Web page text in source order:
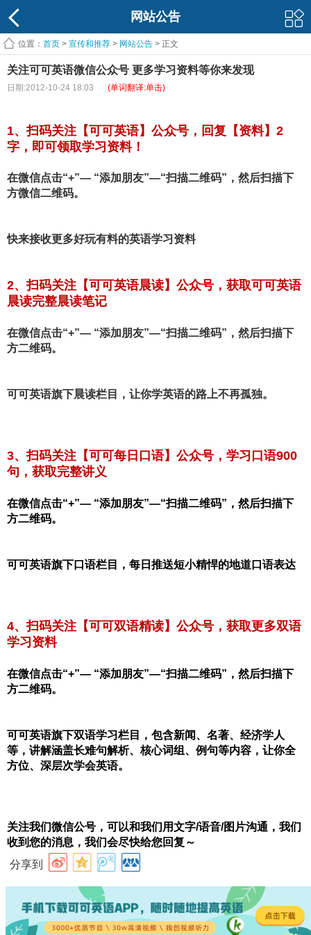
网站公告
位置： 首页 > 宣传和推荐 > 网站公告 > 正文
关注可可英语微信公众号 更多学习资料等你来发现
日期:2012-10-24 18:03 (单词翻译:单击)
1、扫码关注【可可英语】公众号，回复【资料】2
字，即可领取学习资料！
在微信点击“+”— “添加朋友”—“扫描二维码”，然后扫描下
方微信二维码。
快来接收更多好玩有料的英语学习资料
2、扫码关注【可可英语晨读】公众号，获取可可英语
晨读完整晨读笔记
在微信点击“+”— “添加朋友”—“扫描二维码”，然后扫描下
方二维码。
可可英语旗下晨读栏目，让你学英语的路上不再孤独。
3、扫码关注【可可每日口语】公众号，学习口语900
句 ，获取完整讲义
在微信点击“+”— “添加朋友”—“扫描二维码”，然后扫描下
方二维码。
可可英语旗下口语栏目，每日推送短小精悍的地道口语表达
4、扫码关注【可可双语精读】公众号，获取更多双语
学习资料
在微信点击“+”— “添加朋友”—“扫描二维码”，然后扫描下
方二维码。
可可英语旗下双语学习栏目，包含新闻、名著、经济学人
等，讲解涵盖长难句解析、核心词组、例句等内容，让你全
方位、深层次学会英语。
关注我们微信公号，可以和我们用文字/语音/图片沟通，我们
收到您的消息，我们会尽快给您回复～
分享到